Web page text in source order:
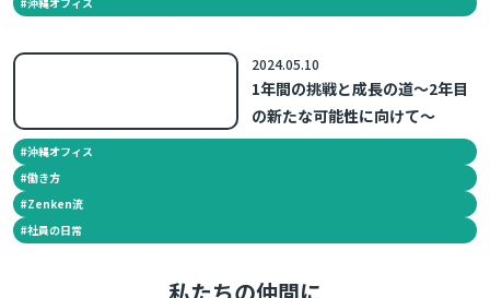
1年間の挑戦と成長の道～2年目
の新たな可能性に向けて～
2024.05.10
#沖縄オフィス
#働き方
#Zenken流
#社員の日常